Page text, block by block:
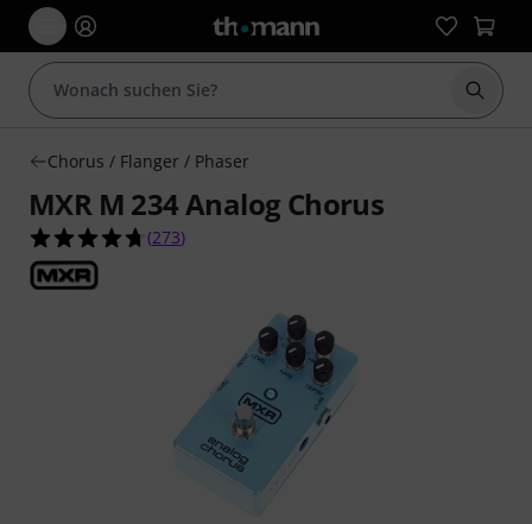
Suche
Chorus / Flanger / Phaser
MXR M 234 Analog Chorus
4.7 von 5 Sternen aus 273 Kundenbewertungen
(273)